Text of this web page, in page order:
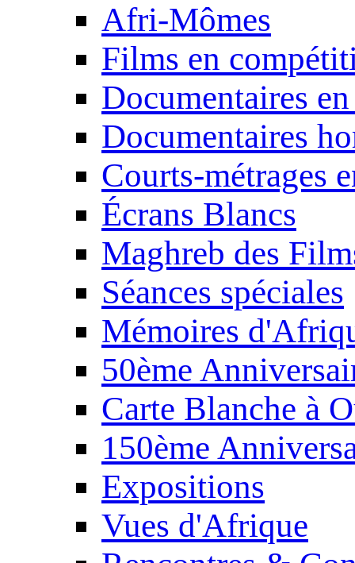
Afri-Mômes
Films en
Documentaires
Documentaires
Courts-métrages
Écrans Blancs
Maghreb des
Séances spéciales
Mémoires
50ème
Carte Blanche à
150ème
Expositions
Vues d'Afrique